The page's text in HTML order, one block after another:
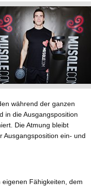
während der ganzen
in die Ausgangsposition
Die Atmung bleibt
Ausgangsposition ein- und
Fähigkeiten, dem